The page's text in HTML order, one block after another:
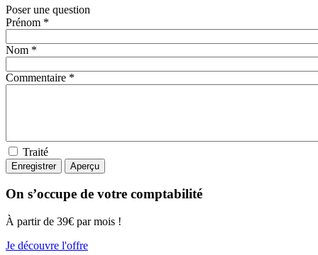
Poser une question
Prénom *
Nom *
Commentaire *
Traité
On s’occupe de votre comptabilité
À partir de 39€ par mois !
Je découvre l'offre